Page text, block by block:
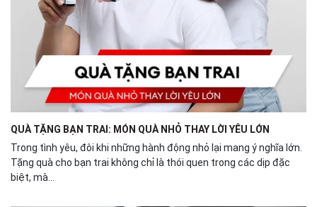
QUÀ TẶNG BẠN TRAI: MÓN QUÀ NHỎ THAY LỜI YÊU LỚN
Trong tình yêu, đôi khi những hành động nhỏ lại mang ý nghĩa lớn.
Tặng quà cho bạn trai không chỉ là thói quen trong các dịp đặc
biệt, mà...